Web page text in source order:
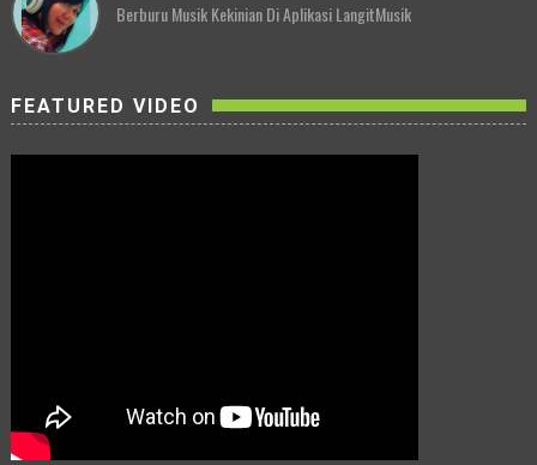
Berburu Musik Kekinian Di Aplikasi LangitMusik
FEATURED VIDEO